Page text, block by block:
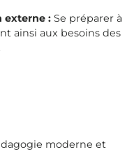
externe : Se préparer à
ainsi aux besoins des
moderne et